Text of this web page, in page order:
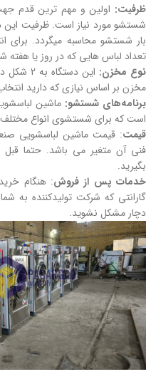
ظرفیت: اولین و مهم ترین قدم
شستشو مورد نیاز است. ظرفیت
بار شستشو محاسبه میگردد. برای
تعداد لباس‌ هایی که در روز یا هفته
نوع مخزن:
این
مخزن بر اساس نیازی که دارید
برنامه‌های شستشو: ماشین‌
است که برای شستشوی انواع
قیمت: قیمت ماشین لباسشویی
فنی آن متغیر می باشد. حتما قبل
بگیرید.
خدمات پس از فروش: هنگام
گارانتی که شرکت تولیدکننده به
دچار مشکل نشوید.